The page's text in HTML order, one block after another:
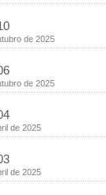
de 2025
de 2025
de 2025
de 2025